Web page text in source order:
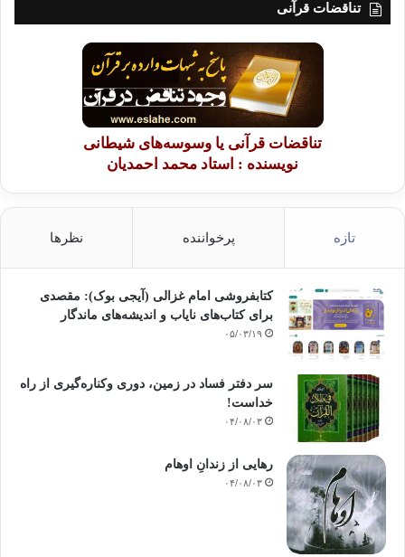
تناقضات قرآنی
تناقضات قرآنی یا وسوسه‌های شیطانی
نویسنده : استاد محمد احمدیان
تازه پرخواننده نظرها
کتابفروشی امام غزالی (آیجی بوک): مقصدی
برای کتاب‌های نایاب و اندیشه‌های ماندگار
۰۵/۰۳/۱۹
سر دفتر فساد در زمین‌، دوری وکناره‌گیری از راه
خداست‌!
۰۴/۰۸/۰۳
رهایی از زندانِ اوهام
۰۴/۰۸/۰۳